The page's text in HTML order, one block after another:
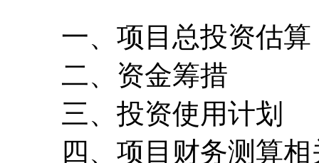
一、项目总投资估算
二、资金筹措
三、投资使用计划
四、项目财务测算相